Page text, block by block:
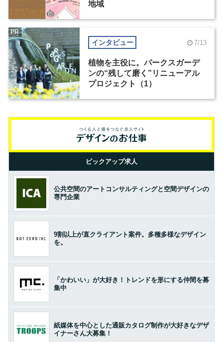
地域
インタビュー 7/13
植物を主役に。パークスガーデ
ンの“残して磨く”リニューアル
プロジェクト（1）
PR
ピックアップ求人
公共空間のアートコンサルティングと空間デザインの
専門企業
9割以上が直クライアント案件。多種多様なデザイン
を。
「かわいい」が大好き！トレンドを形にする仲間を募
集中
紙媒体を中心とした通販カタログ制作が大好きなデザ
イナーさん大募集！